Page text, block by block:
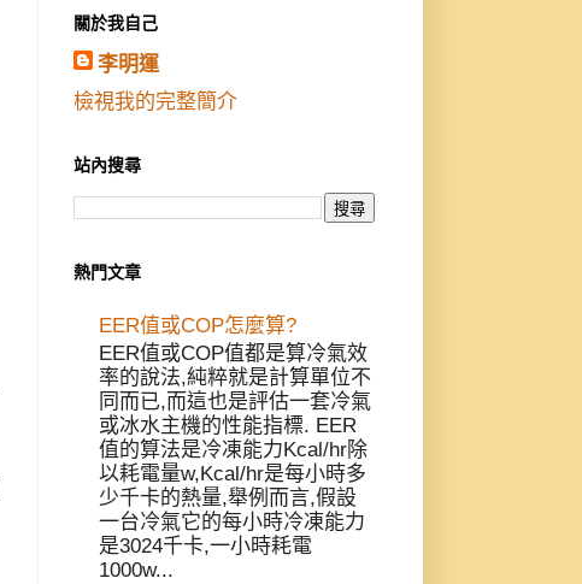
關於我自己
李明運
檢視我的完整簡介
站內搜尋
熱門文章
EER值或COP怎麼算?
EER值或COP值都是算冷氣效
率的說法,純粹就是計算單位不
同而已,而這也是評估一套冷氣
或冰水主機的性能指標. EER
值的算法是冷凍能力Kcal/hr除
以耗電量w,Kcal/hr是每小時多
少千卡的熱量,舉例而言,假設
一台冷氣它的每小時冷凍能力
是3024千卡,一小時耗電
1000w...